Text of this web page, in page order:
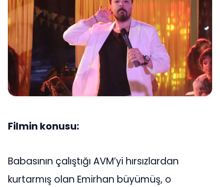
Filmin konusu:
Babasının çalıştığı AVM’yi hırsızlardan
kurtarmış olan Emirhan büyümüş, o